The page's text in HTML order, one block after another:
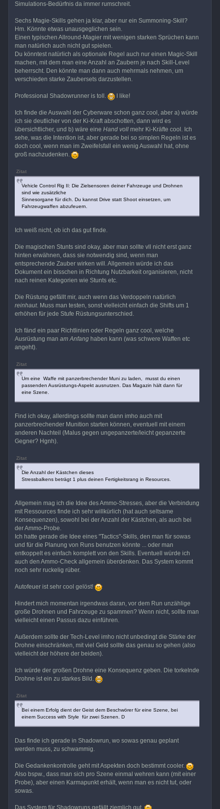
Simulations-Bedürfnis da immer rumschreit.
Sechs Magie-Skills gehen ja klar, aber nur ein Summoning-Skill?
Hm. Könnte etwas unausgeglichen sein.
Einen typischen Allround-Magier mit wenigen starken Sprüchen kann
man natürlich auch nicht gut spielen.
Du könntest natürlich als optionale Regel auch nur einen Magic-Skill
machen, mit dem man eine Anzahl an Zaubern je nach Skill-Level
beherrscht. Den könnte man dann auch mehrmals nehmen, um
verschieden starke Zaubersets darzustellen.
Professional Shadowrunner is toll. I like!
Ich finde die Auswahl der Cyberware schon ganz cool, aber a) würde
ich sie deutlicher von der Ki-Kraft abschotten, dann wird es
übersichtlicher, und b) wäre eine Hand vollmehr Ki-Kräfte cool. Ich
sehe, was die Intention ist, aber gerade bei so simplen Regeln ist es
doch cool, wenn man im Zweifelsfall ein wenig Auswahl hat, ohne
groß nachzudenken.
Zitat
Vehicle Control Rig II: Die Zielsensoren deiner Fahrzeuge und Drohnen
sind wie zusätzliche
Sinnesorgane für dich. Du kannst Drive statt Shoot einsetzen, um
Fahrzeugwaffen abzufeuern.
Ich weiß nicht, ob ich das gut finde.
Die magischen Stunts sind okay, aber man sollte vll nicht erst ganz
hinten erwähnen, dass sie notwendig sind, wenn man
entsprechende Zauber wirken will. Allgemein würde ich das
Dokument ein bisschen in Richtung Nutzbarkeit organisieren, nicht
nach reinen Kategorien wie Stunts etc.
Die Rüstung gefällt mir, auch wenn das Verdoppeln natürlich
reinhaut. Muss man testen, sonst vielleicht einfach die Shifts um 1
erhöhen für jede Stufe Rüstungsunterschied.
Ich fänd ein paar Richtlinien oder Regeln ganz cool, welche
Ausrüstung man am Anfanghaben kann (was schwere Waffen etc
angeht).
Zitat
Um eine Waffe mit panzerbrechender Muni zu laden, musst du einen
passenden Ausrüstungs-Aspekt ausnutzen. Das Magazin hält dann für
eine Szene.
Find ich okay, allerdings sollte man dann imho auch mit
panzerbrechender Munition starten können, eventuell mit einem
anderen Nachteil (Malus gegen ungepanzerte/leicht gepanzerte
Gegner? Hgnh).
Zitat
Die Anzahl der Kästchen dieses
Stressbalkens beträgt 1 plus deinen Fertigkeitsrang in Resources.
Allgemein mag ich die Idee des Ammo-Stresses, aber die Verbindung
mit Ressources finde ich sehr willkürlich (hat auch seltsame
Konsequenzen), sowohl bei der Anzahl der Kästchen, als auch bei
der Ammo-Probe.
Ich hatte gerade die Idee eines "Tactics"-Skills, den man für sowas
und für die Planung von Runs benutzen könnte ... oder man
entkoppelt es einfach komplett von den Skills. Eventuell würde ich
auch den Ammo-Check allgemein überdenken. Das System kommt
noch sehr ruckelig rüber.
Autofeuer ist sehr cool gelöst!
Hindert mich momentan irgendwas daran, vor dem Run unzählige
große Drohnen und Fahrzeuge zu spammen? Wenn nicht, sollte man
vielleicht einen Passus dazu einführen.
Außerdem sollte der Tech-Level imho nicht unbedingt die Stärke der
Drohne einschränken, mit viel Geld sollte das genau so gehen (also
vielleicht der höhere der beiden).
Ich würde der großen Drohne eine Konsequenz geben. Die torkelnde
Drohne ist ein zu starkes Bild.
Zitat
Bei einem Erfolg dient der Geist dem Beschwörer für eine Szene, bei
einem Success with Style für zwei Szenen. D
Das finde ich gerade in Shadowrun, wo sowas genau geplant
werden muss, zu schwammig.
Die Gedankenkontrolle geht mit Aspekten doch bestimmt cooler.
Also bspw., dass man sich pro Szene einmal wehren kann (mit einer
Probe), aber einen Karmapunkt erhält, wenn man es nicht tut, oder
sowas.
Das System für Shadowruns gefällt ziemlich gut.